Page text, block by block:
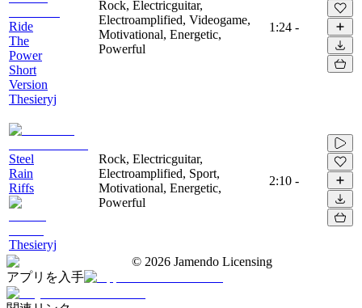
Ride
The
Power
Short
Version
Thesieryj
Rock, Electricguitar,
Electroamplified, Videogame,
Motivational, Energetic,
Powerful
1:24 -
Steel
Rain
Riffs
Thesieryj
Rock, Electricguitar,
Electroamplified, Sport,
Motivational, Energetic,
Powerful
2:10 -
© 2026 Jamendo Licensing
アプリを入手